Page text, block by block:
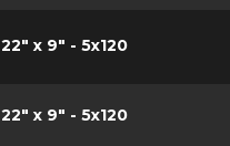
22" x 9" - 5x120
22" x 9" - 5x120